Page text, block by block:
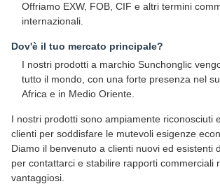
Offriamo EXW, FOB, CIF e altri termini
internazionali.
Dov'è il tuo mercato principale?
I nostri prodotti a marchio Sunchonglic
tutto il mondo, con una forte presenza nel
Africa e in Medio Oriente.
I nostri prodotti sono ampiamente riconosciuti
clienti per soddisfare le mutevoli esigenze
Diamo il benvenuto a clienti nuovi ed esistenti
per contattarci e stabilire rapporti commerciali
vantaggiosi.